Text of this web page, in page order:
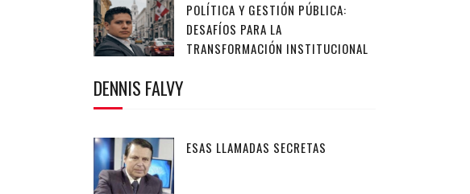
POLÍTICA Y GESTIÓN PÚBLICA:
DESAFÍOS PARA LA
TRANSFORMACIÓN INSTITUCIONAL
DENNIS FALVY
ESAS LLAMADAS SECRETAS